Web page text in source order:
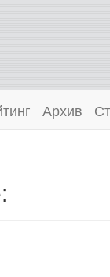
Архив